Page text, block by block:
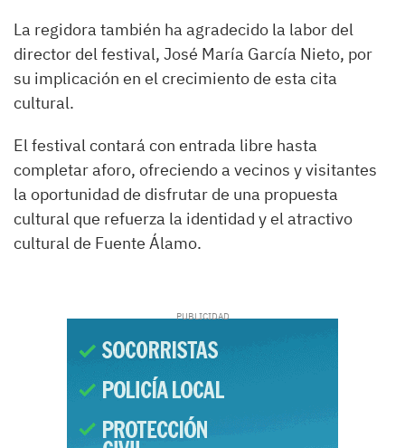
La regidora también ha agradecido la labor del
director del festival, José María García Nieto, por
su implicación en el crecimiento de esta cita
cultural.
El festival contará con entrada libre hasta
completar aforo, ofreciendo a vecinos y visitantes
la oportunidad de disfrutar de una propuesta
cultural que refuerza la identidad y el atractivo
cultural de Fuente Álamo.